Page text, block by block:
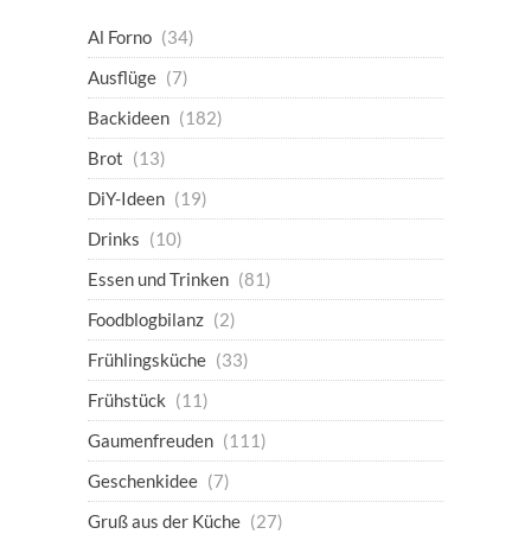
Al Forno (34)
Ausflüge (7)
Backideen (182)
Brot (13)
DiY-Ideen (19)
Drinks (10)
Essen und Trinken (81)
Foodblogbilanz (2)
Frühlingsküche (33)
Frühstück (11)
Gaumenfreuden (111)
Geschenkidee (7)
Gruß aus der Küche (27)